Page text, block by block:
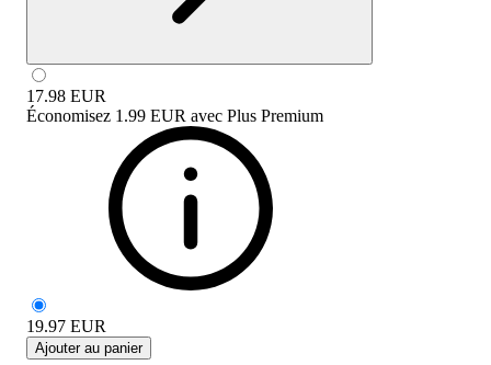
17.98 EUR
Économisez 1.99 EUR avec Plus Premium
19.97 EUR
Ajouter au panier